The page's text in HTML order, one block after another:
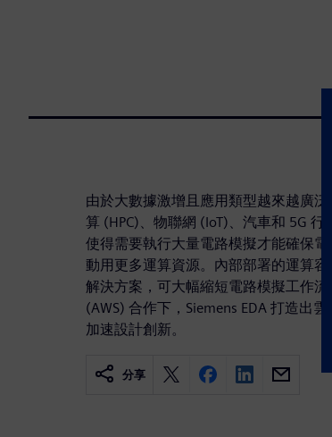
由於大數據激增且應用類型越來越廣
算 (HPC)、物聯網 (IoT)、汽車和 5G
使得需要執行大量電路模擬才能確保
動用更多運算資源。內部部署的運算
解決方案，可大幅縮短電路模擬工作
(AWS) 合作下，Siemens EDA 打造出
加速設計創新。
分享